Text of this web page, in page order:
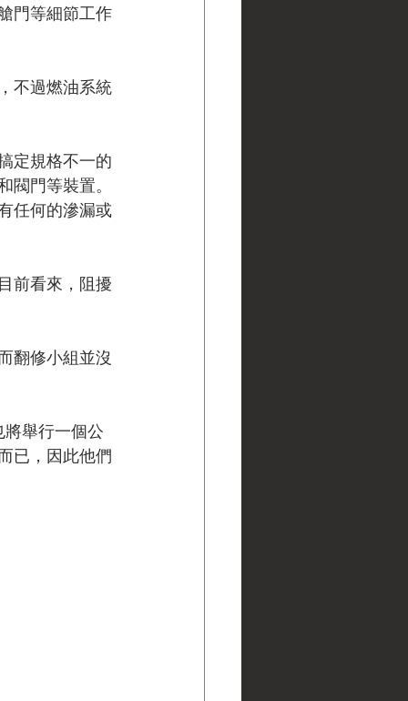
門等細節工作
不過燃油系統
定規格不一的
閥門等裝置。
任何的滲漏或
前看來，阻擾
翻修小組並沒
舉行一個公
已，因此他們